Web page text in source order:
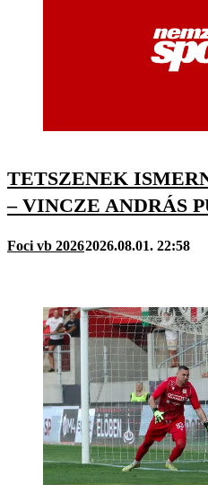
TETSZENEK
– VINCZE ANDRÁS
Foci vb 20262026.08.01. 22:58